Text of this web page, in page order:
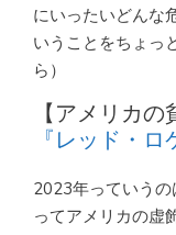
にいったいどんな
いうことをちょっ
ら）
【アメリカの
『レッド・ロ
2023年っていうの
ってアメリカの虚